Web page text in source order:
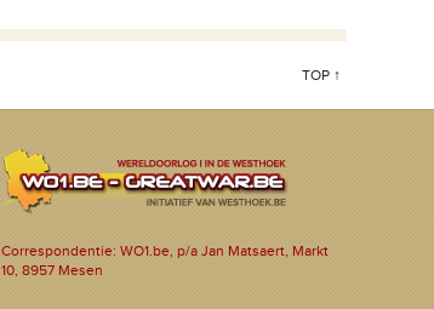
TOP ↑
Correspondentie: WO1.be, p/a Jan Matsaert, Markt
10, 8957 Mesen